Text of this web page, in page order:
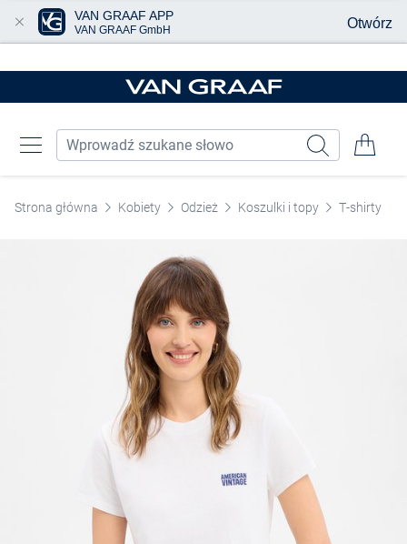
Strona główna Kobiety Odzież Koszulki i topy T-shirty
VAN GRAAF APP
VAN GRAAF GmbH Otwórz